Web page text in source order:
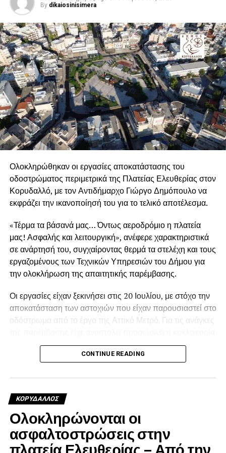
.
.
.
By dikaiosinisimera
Ολοκληρώθηκαν οι εργασίες αποκατάστασης του
οδοστρώματος περιμετρικά της Πλατείας Ελευθερίας στον
Κορυδαλλό, με τον Αντιδήμαρχο Γιώργο Δημόπουλο να
εκφράζει την ικανοποίησή του για το τελικό αποτέλεσμα.
«Τέρμα τα βάσανά μας… Όντως αεροδρόμιο η πλατεία
μας! Ασφαλής και λειτουργική», ανέφερε χαρακτηριστικά
σε ανάρτησή του, συγχαίροντας θερμά τα στελέχη και τους
εργαζομένους των Τεχνικών Υπηρεσιών του Δήμου για
την ολοκλήρωση της απαιτητικής παρέμβασης.
Οι εργασίες είχαν ξεκινήσει στις 20 Ιουλίου, με στόχο την
αποκατάσταση των αστοχιών που είχαν παρουσιαστεί στο
οδόστρωμα από το έργο της Αττικό Μετρό. Για τις ανάγκες
των οχημάτων περιμετρικά της πλατείας έως και τις 5
Η αποκατάσταση κρίθηκε αναγκαία, καθώς οι εκτεταμένες
φθορές είχαν δημιουργήσει προβλήματα στην ασφαλή και
ομαλή διέλευση των οχημάτων. Καθ’ όλη τη διάρκεια των
εργασιών, οι υπηρεσίες του Δήμου βρίσκονταν στο
σημείο, με στόχο να περιοριστεί όσο το δυνατόν
περισσότερο η ταλαιπωρία κατοίκων, οδηγών και
CONTINUE READING
ΚΟΡΥΔΑΛΛΟΣ
Ολοκληρώνονται οι
ασφαλτοστρώσεις στην
πλατεία Ελευθερίας – Από την